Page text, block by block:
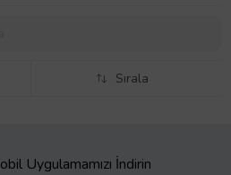
Sırala
Uygulamamızı İndirin